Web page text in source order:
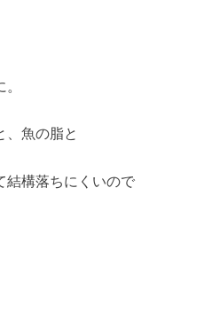
、魚の脂と
結構落ちにくいので